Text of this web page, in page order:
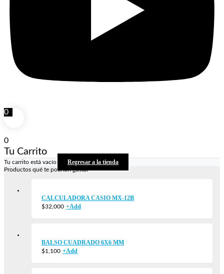
0
0
Tu Carrito
Tu carrito está vacío Regresar a la tienda
Productos qué te podrían gustar
CALCULADORA CASIO MX-12B
$32,000 +Add
BALSO CUADRADO 6X6 MM
$1,100 +Add